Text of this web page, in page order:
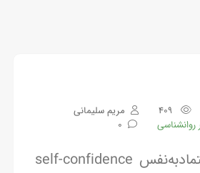
مریم سلیمانی
0
خودباوری یا اعتمادبه‌نفس self-confidence